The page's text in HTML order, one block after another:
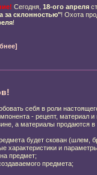
Сегодня, 18-ого апреля
за склонностью"! Охота
!
себя в роли
- рецепт, материал
а материалы продаются
будет скован (шлем,
характеристики и
предмет;
предмета;